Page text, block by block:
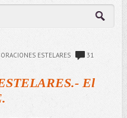
ESTELARES
31
El